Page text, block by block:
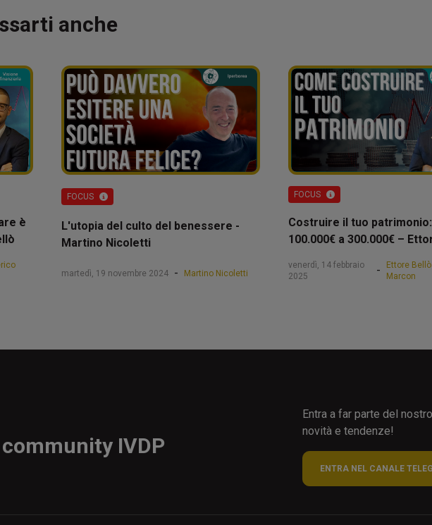
anche
è
FOCUS
L'utopia del culto del benessere -
Martino Nicoletti
martedì, 19 novembre 2024 - Martino Nicoletti
FOCUS
Costruire il tuo
100.000€ a 300.000€ –
venerdì, 14 febbraio
2025
-
Ettore
Marcon
IVDP
Entra a far parte del
novità e tendenze!
ENTRA NEL CANALE